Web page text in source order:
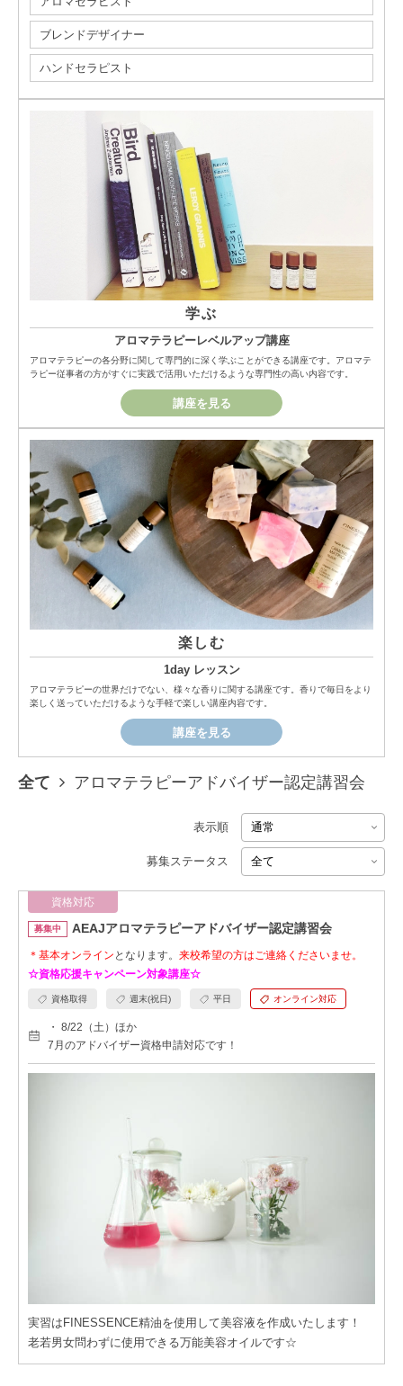
ブレンドデザイナー
ハンドセラピスト
学ぶ
アロマテラピーレベルアップ講座
アロマテラピーの各分野に関して専門的に深く学ぶことができる講座です。アロマテ
ラピー従事者の方がすぐに実践で活用いただけるような専門性の高い内容です。
講座を見る
楽しむ
1day レッスン
アロマテラピーの世界だけでない、様々な香りに関する講座です。香りで毎日をより
楽しく送っていただけるような手軽で楽しい講座内容です。
講座を見る
全て アロマテラピーアドバイザー認定講習会
表示順
募集ステータス
資格対応
募集中 AEAJアロマテラピーアドバイザー認定講習会
＊基本オンライン となります。 来校希望の方はご連絡くださいませ。
☆資格応援キャンペーン対象講座☆
資格取得 週末(祝日) 平日 オンライン対応
・ 8/22（土）ほか
7月のアドバイザー資格申請対応です！
実習はFINESSENCE精油を使用して美容液を作成いたします！
老若男女問わずに使用できる万能美容オイルです☆